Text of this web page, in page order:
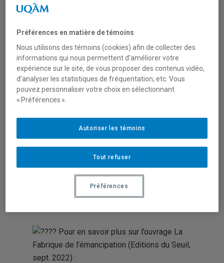
Nous vous invitons à découvrir une note
CRISES ) sur le livre « La fabrique de
l’émancipation. Repenser la critique du
capitalisme à partir des expériences
démocratiques, écologiques et solidaires’,
ouvrage de Jean-Louis Laville et Bruno Frère.
Laville est une invitation à parcourir la
trajectoire de la théorie critique en conjuguant
l’examen des auteurs « classiques » avec
l’apport du pragmatisme et des
épistémologies du Sud »… La suite est
Pour en savoir plus sur l’ouvrage La
Fabrique de l’émancipation (Editions du Seuil,
sept. 2022) :
Préférences en matière de témoins
Nous utilisons des témoins (cookies) afin de collecter des
informations qui nous permettent d’améliorer votre
expérience sur le site, de vous proposer des contenus vidéo,
d’analyser les statistiques de fréquentation, etc. Vous
pouvez personnaliser votre choix en sélectionnant
« Préférences ».
Tout refuser
Autoriser les témoins
Préférences